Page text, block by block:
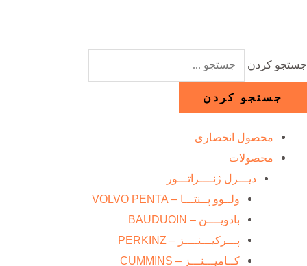
جستجو کردن
جستجو کردن
محصول انحصاری
محصولات
دیـــزل ژنــــراتـــور
ولــوو پــنتـــا – VOLVO PENTA
بادویــــن – BAUDUOIN
پـــرکیـــنــــز – PERKINZ
کــامیـــنـــز – CUMMINS